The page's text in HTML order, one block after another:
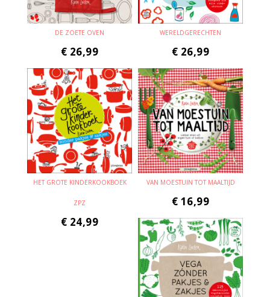
DE ZOETE OVEN
€ 26,99
WERELDGERECHTEN
€ 26,99
HET GROTE KINDERKOOKBOEK
ZPZ
€ 24,99
VAN MOESTUIN TOT MAALTIJD
€ 16,99